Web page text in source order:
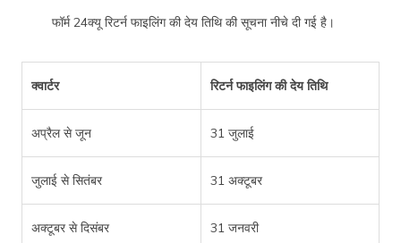
फॉर्म 24क्यू रिटर्न फाइलिंग की देय तिथि की सूचना नीचे दी गई है।
क्वार्टर रिटर्न फाइलिंग की देय तिथि
अप्रैल से जून 31 जुलाई
जुलाई से सितंबर 31 अक्टूबर
अक्टूबर से दिसंबर 31 जनवरी